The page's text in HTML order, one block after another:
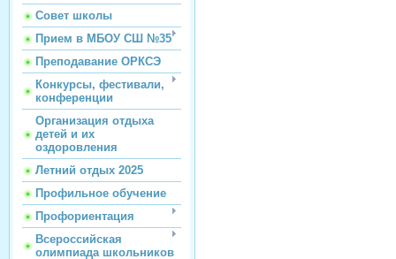
Совет школы
Прием в МБОУ СШ №35
Преподавание ОРКСЭ
Конкурсы, фестивали,
конференции
Организация отдыха
детей и их
оздоровления
Летний отдых 2025
Профильное обучение
Профориентация
Всероссийская
олимпиада школьников